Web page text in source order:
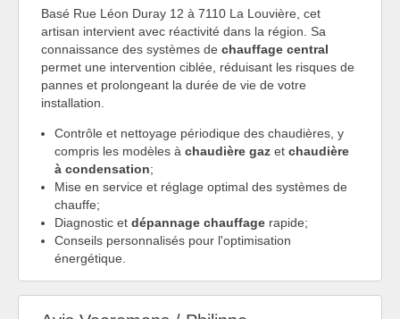
Basé Rue Léon Duray 12 à 7110 La Louvière, cet
artisan intervient avec réactivité dans la région. Sa
connaissance des systèmes de chauffage central
permet une intervention ciblée, réduisant les risques de
pannes et prolongeant la durée de vie de votre
installation.
Contrôle et nettoyage périodique des chaudières, y
compris les modèles à chaudière gaz et chaudière
à condensation;
Mise en service et réglage optimal des systèmes de
chauffe;
Diagnostic et dépannage chauffage rapide;
Conseils personnalisés pour l'optimisation
énergétique.